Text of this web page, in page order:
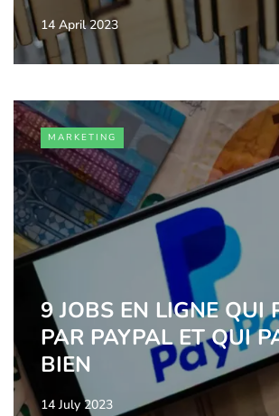
14 April 2023
MARKETING
9 JOBS EN LIGNE QUI
PAR PAYPAL ET QUI
BIEN
14 July 2023